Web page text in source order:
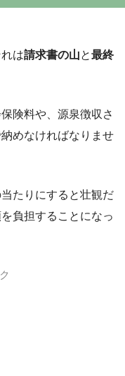
は請求書の山と最終
険料や、源泉徴収さ
めなければなりませ
たりにすると壮観だ
負担することになっ